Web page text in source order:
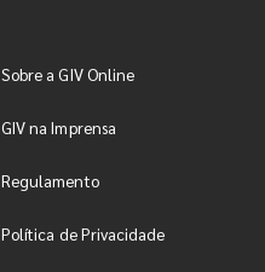
Sobre a GIV Online
GIV na Imprensa
Regulamento
Política de Privacidade